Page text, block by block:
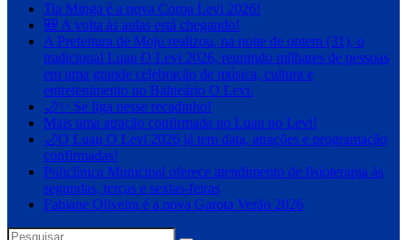
Tia Minga é a nova Coroa Levi 2026!
🎒 A volta às aulas está chegando!
A Prefeitura de Moju realizou, na noite de ontem (31), o
tradicional Luau O Levi 2026, reunindo milhares de pessoas
em uma grande celebração de música, cultura e
entretenimento no Balneário O Levi.
🌙✨ Se liga nesse recadinho!
Mais uma atração confirmada no Luau no Levi!
🌙O Luau O Levi 2026 já tem data, atrações e programação
confirmadas!
Policlínica Municipal oferece atendimento de fisioterapia às
segundas, terças e sextas-feiras
Fabiane Oliveira é a nova Garota Verão 2026